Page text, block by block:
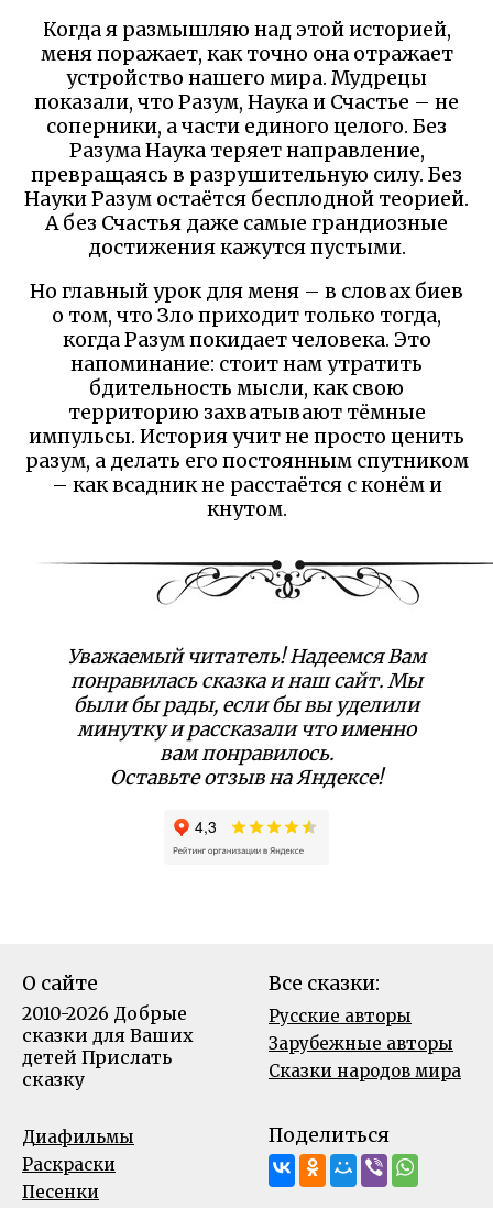
Когда я размышляю над этой историей,
меня поражает, как точно она отражает
устройство нашего мира. Мудрецы
показали, что Разум, Наука и Счастье – не
соперники, а части единого целого. Без
Разума Наука теряет направление,
превращаясь в разрушительную силу. Без
Науки Разум остаётся бесплодной теорией.
А без Счастья даже самые грандиозные
достижения кажутся пустыми.
Но главный урок для меня – в словах биев
о том, что Зло приходит только тогда,
когда Разум покидает человека. Это
напоминание: стоит нам утратить
бдительность мысли, как свою
территорию захватывают тёмные
импульсы. История учит не просто ценить
разум, а делать его постоянным спутником
– как всадник не расстаётся с конём и
кнутом.
Уважаемый читатель! Надеемся Вам
понравилась сказка и наш сайт. Мы
были бы рады, если бы вы уделили
минутку и рассказали что именно
вам понравилось.
Оставьте отзыв на Яндексе!
О сайте
2010-2026 Добрые
сказки для Ваших
детей Прислать
сказку
Все сказки:
Русские авторы
Зарубежные авторы
Сказки народов мира
Диафильмы
Раскраски
Песенки
Поделиться